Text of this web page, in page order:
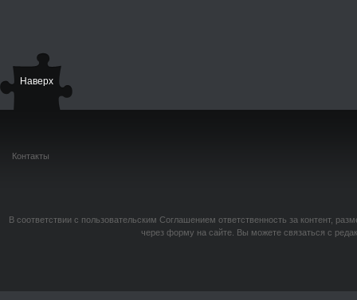
Наверх
Контакты
В соответствии с пользовательским Соглашением ответственность за контент,
через форму на сайте. Вы можете связаться с